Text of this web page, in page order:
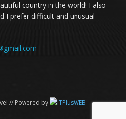
country in the world! I also
I prefer difficult and unusual
// Powered by